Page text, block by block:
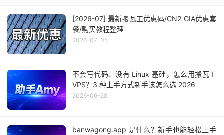
[2026-07] 最新搬瓦工优惠码/CN2 GIA优惠套
餐/购买教程整理
2026-07-05
不会写代码、没有 Linux 基础，怎么用搬瓦工
VPS？3 种上手方式新手该怎么选 2026
2026-06-28
banwagong.app 是什么？新手也能轻松上手